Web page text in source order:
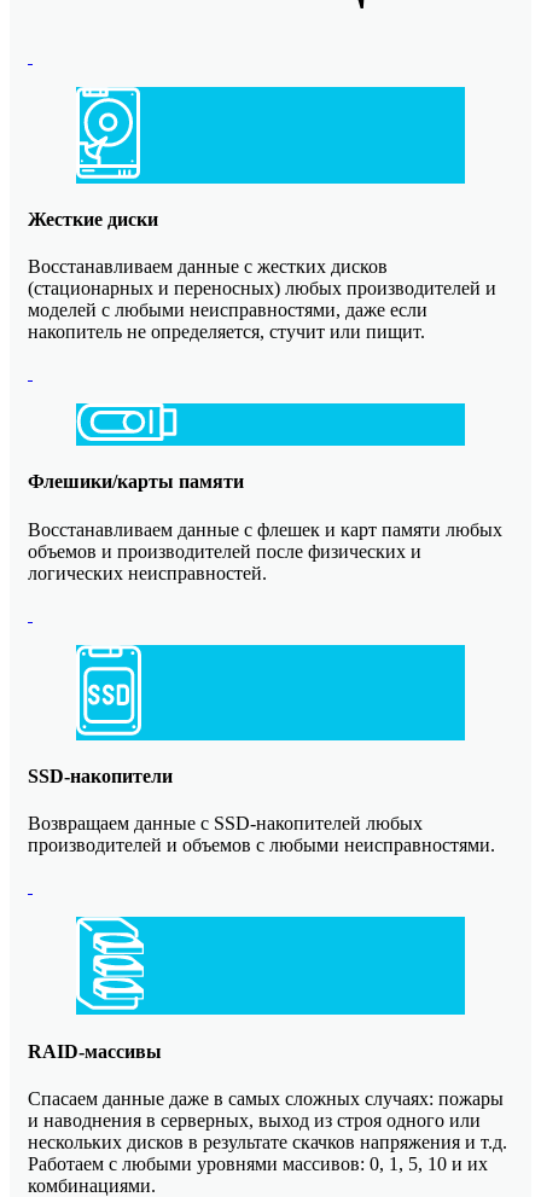
Жесткие диски
Восстанавливаем данные с жестких дисков
(стационарных и переносных) любых производителей и
моделей с любыми неисправностями, даже если
накопитель не определяется, стучит или пищит.
Флешики/карты памяти
Восстанавливаем данные с флешек и карт памяти любых
объемов и производителей после физических и
логических неисправностей.
SSD-накопители
Возвращаем данные с SSD-накопителей любых
производителей и объемов с любыми неисправностями.
RAID-массивы
Спасаем данные даже в самых сложных случаях: пожары
и наводнения в серверных, выход из строя одного или
нескольких дисков в результате скачков напряжения и т.д.
Работаем с любыми уровнями массивов: 0, 1, 5, 10 и их
комбинациями.